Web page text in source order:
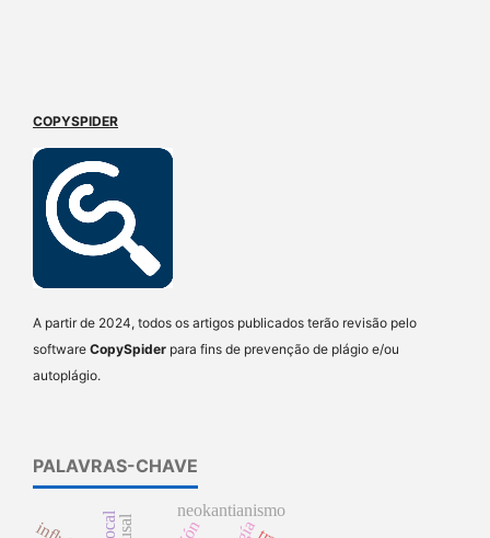
COPYSPIDER
A partir de 2024, todos os artigos publicados terão revisão pelo
software CopySpider para fins de prevenção de plágio e/ou
autoplágio.
PALAVRAS-CHAVE
neokantianismo